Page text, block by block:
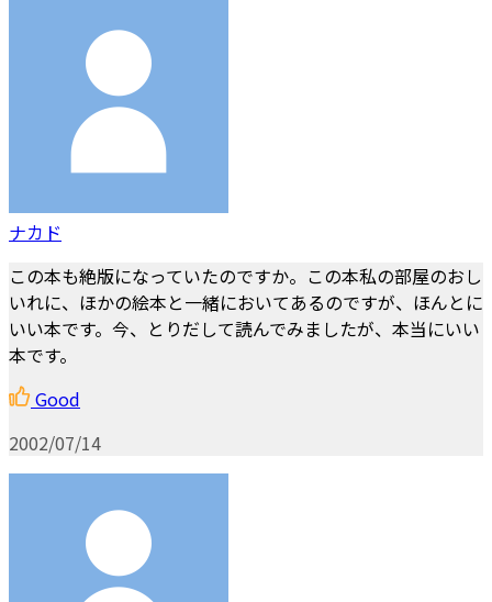
ナカド
この本も絶版になっていたのですか。この本私の部屋のおし
いれに、ほかの絵本と一緒においてあるのですが、ほんとに
いい本です。今、とりだして読んでみましたが、本当にいい
本です。
Good
2002/07/14